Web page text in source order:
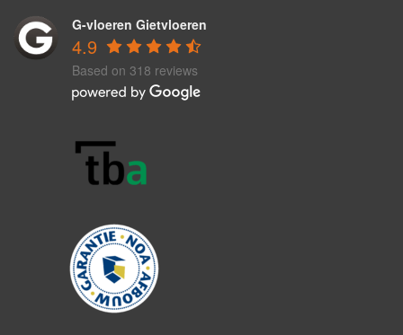
G-vloeren Gietvloeren
4.9
Based on 318 reviews